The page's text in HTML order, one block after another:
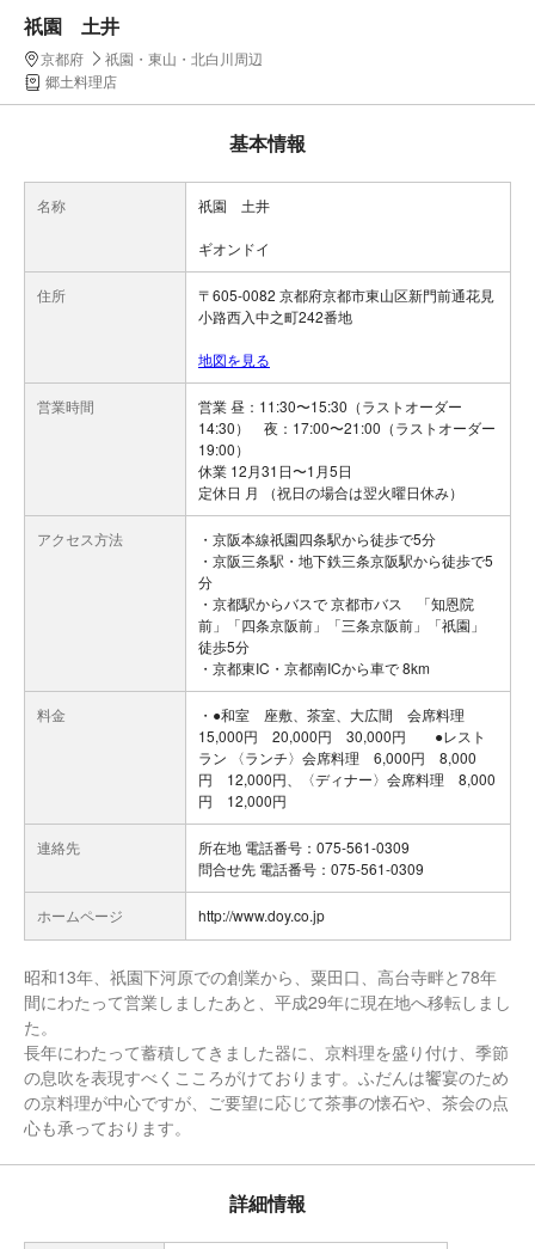
祇園 土井
京都府
祇園・東山・北白川周辺
郷土料理店
基本情報
名称 祇園 土井
ギオンドイ
住所
〒605-0082 京都府京都市東山区新門前通花見
小路西入中之町242番地
地図を見る
営業時間
営業 昼：11:30〜15:30（ラストオーダー
14:30） 夜：17:00〜21:00（ラストオーダー
19:00）
休業 12月31日〜1月5日
定休日 月 （祝日の場合は翌火曜日休み）
アクセス方法
・京阪本線祇園四条駅から徒歩で5分
・京阪三条駅・地下鉄三条京阪駅から徒歩で5
分
・京都駅からバスで 京都市バス 「知恩院
前」「四条京阪前」「三条京阪前」「祇園」
徒歩5分
・京都東IC・京都南ICから車で 8km
料金
・●和室 座敷、茶室、大広間 会席料理
15,000円 20,000円 30,000円 ●レスト
ラン 〈ランチ〉会席料理 6,000円 8,000
円 12,000円、〈ディナー〉会席料理 8,000
円 12,000円
連絡先
所在地 電話番号：075-561-0309
問合せ先 電話番号：075-561-0309
ホームページ http://www.doy.co.jp
昭和13年、祇園下河原での創業から、粟田口、高台寺畔と78年
間にわたって営業しましたあと、平成29年に現在地へ移転しまし
た。
長年にわたって蓄積してきました器に、京料理を盛り付け、季節
の息吹を表現すべくこころがけております。ふだんは饗宴のため
の京料理が中心ですが、ご要望に応じて茶事の懐石や、茶会の点
心も承っております。
詳細情報